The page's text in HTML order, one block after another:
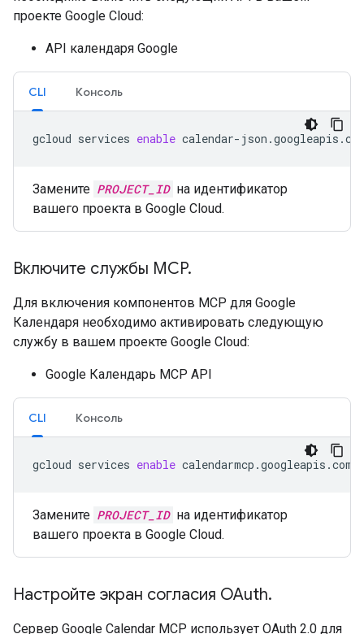
проекте Google Cloud:
API календаря Google
CLI Консоль
gcloud services enable calendar-
Замените PROJECT_ID на идентификатор
вашего проекта в Google Cloud.
Включите службы MCP.
Для включения компонентов MCP для Google
Календаря необходимо активировать следующую
службу в вашем проекте Google Cloud:
Google Календарь MCP API
CLI Консоль
gcloud services enable calendarmcp.googleapis.com
Замените PROJECT_ID на идентификатор
вашего проекта в Google Cloud.
Настройте экран согласия OAuth.
Сервер Google Calendar MCP использует OAuth 2.0 для